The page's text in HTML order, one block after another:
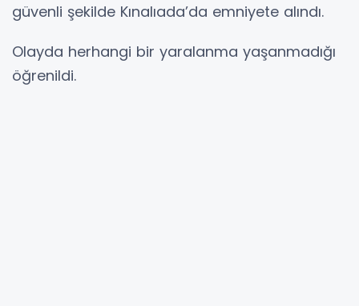
güvenli şekilde Kınalıada’da emniyete alındı.
Olayda herhangi bir yaralanma yaşanmadığı
öğrenildi.